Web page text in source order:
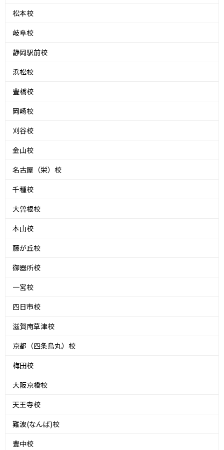
松本校
岐阜校
静岡駅前校
浜松校
豊橋校
岡崎校
刈谷校
金山校
名古屋（栄）校
千種校
大曽根校
本山校
藤が丘校
御器所校
一宮校
四日市校
滋賀南草津校
京都（四条烏丸）校
梅田校
大阪京橋校
天王寺校
難波(なんば)校
豊中校